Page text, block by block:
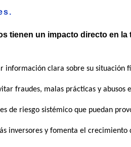
tienen un impacto directo en
información clara sobre su
fraudes, malas prácticas y abusos
de riesgo sistémico que puedan
inversores y fomenta el crecimiento